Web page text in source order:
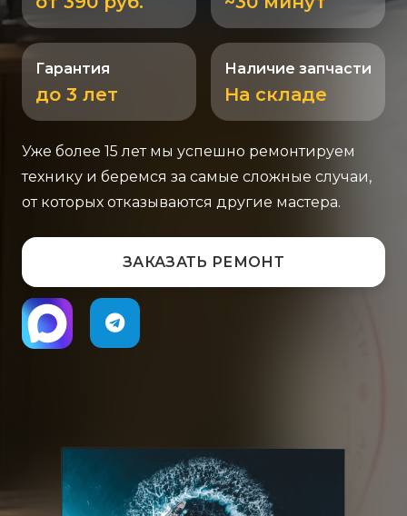
Гарантия
до 3 лет
Наличие запчасти
На складе
Уже более 15 лет мы успешно ремонтируем
технику и беремся за самые сложные случаи,
от которых отказываются другие мастера.
ЗАКАЗАТЬ РЕМОНТ